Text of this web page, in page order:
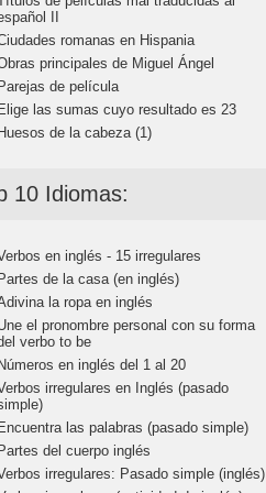
II
romanas en Hispania
principales de Miguel Ángel
de película
las sumas cuyo resultado es 23
de la cabeza (1)
10 Idiomas:
en inglés - 15 irregulares
de la casa (en inglés)
la ropa en inglés
el pronombre personal con su forma
verbo to be
en inglés del 1 al 20
irregulares en Inglés (pasado
las palabras (pasado simple)
del cuerpo inglés
irregulares: Pasado simple (inglés)